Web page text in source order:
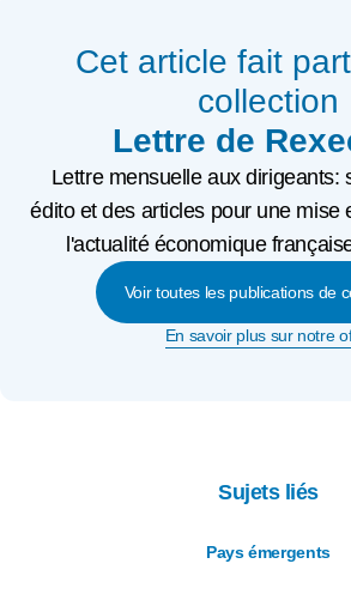
Cet article fait
collection
Lettre de
Lettre mensuelle aux dirigeants:
édito et des articles pour une mise
l'actualité économique
Voir toutes les publications de
En savoir plus sur notre
Sujets liés
Pays émergents